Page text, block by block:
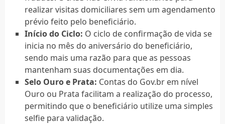
realizar visitas domiciliares sem um agendamento
prévio feito pelo beneficiário.
Início do Ciclo: O ciclo de confirmação de vida se
inicia no mês do aniversário do beneficiário,
sendo mais uma razão para que as pessoas
mantenham suas documentações em dia.
Selo Ouro e Prata: Contas do Gov.br em nível
Ouro ou Prata facilitam a realização do processo,
permitindo que o beneficiário utilize uma simples
selfie para validação.